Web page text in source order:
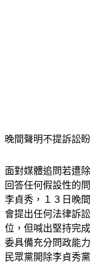
晚間聲明不提訴訟
面對媒體追問若遭
回答任何假設性的
李貞秀，１３日晚
會提出任何法律訴
位，但喊出堅持完
委具備充分問政能
民眾黨開除李貞秀